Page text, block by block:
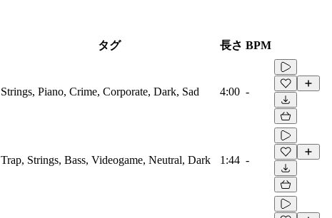
タグ 長さ BPM
Strings, Piano, Crime, Corporate, Dark, Sad 4:00 -
Trap, Strings, Bass, Videogame, Neutral, Dark 1:44 -